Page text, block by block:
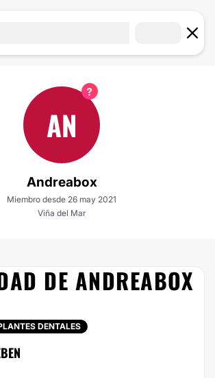
AN
Andreabox
Miembro desde 26 may 2021
Viña del Mar
DE ANDREABOX
DENTALES